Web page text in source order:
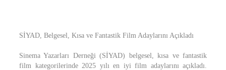
SİYAD, Belgesel, Kısa ve Fantastik Film Adaylarını Açıkladı
Sinema Yazarları Derneği (SİYAD) belgesel, kısa ve fantastik
film kategorilerinde 2025 yılı en iyi film adaylarını açıkladı.